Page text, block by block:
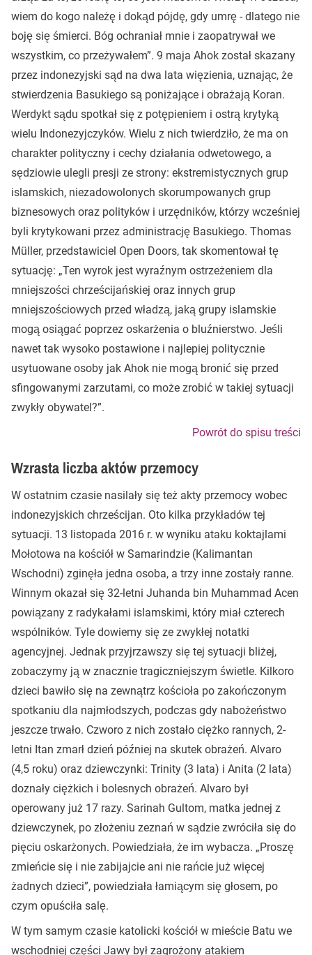
wiem do kogo należę i dokąd pójdę, gdy umrę - dlatego nie
boję się śmierci. Bóg ochraniał mnie i zaopatrywał we
wszystkim, co przeżywałem”. 9 maja Ahok został skazany
przez indonezyjski sąd na dwa lata więzienia, uznając, że
stwierdzenia Basukiego są poniżające i obrażają Koran.
Werdykt sądu spotkał się z potępieniem i ostrą krytyką
wielu Indonezyjczyków. Wielu z nich twierdziło, że ma on
charakter polityczny i cechy działania odwetowego, a
sędziowie ulegli presji ze strony: ekstremistycznych grup
islamskich, niezadowolonych skorumpowanych grup
biznesowych oraz polityków i urzędników, którzy wcześniej
byli krytykowani przez administrację Basukiego. Thomas
Müller, przedstawiciel Open Doors, tak skomentował tę
sytuację: „Ten wyrok jest wyraźnym ostrzeżeniem dla
mniejszości chrześcijańskiej oraz innych grup
mniejszościowych przed władzą, jaką grupy islamskie
mogą osiągać poprzez oskarżenia o bluźnierstwo. Jeśli
nawet tak wysoko postawione i najlepiej politycznie
usytuowane osoby jak Ahok nie mogą bronić się przed
sfingowanymi zarzutami, co może zrobić w takiej sytuacji
zwykły obywatel?”.
Powrót do spisu treści
Wzrasta liczba aktów przemocy
W ostatnim czasie nasilały się też akty przemocy wobec
indonezyjskich chrześcijan. Oto kilka przykładów tej
sytuacji. 13 listopada 2016 r. w wyniku ataku koktajlami
Mołotowa na kościół w Samarindzie (Kalimantan
Wschodni) zginęła jedna osoba, a trzy inne zostały ranne.
Winnym okazał się 32-letni Juhanda bin Muhammad Acen
powiązany z radykałami islamskimi, który miał czterech
wspólników. Tyle dowiemy się ze zwykłej notatki
agencyjnej. Jednak przyjrzawszy się tej sytuacji bliżej,
zobaczymy ją w znacznie tragiczniejszym świetle. Kilkoro
dzieci bawiło się na zewnątrz kościoła po zakończonym
spotkaniu dla najmłodszych, podczas gdy nabożeństwo
jeszcze trwało. Czworo z nich zostało ciężko rannych, 2-
letni Itan zmarł dzień później na skutek obrażeń. Alvaro
(4,5 roku) oraz dziewczynki: Trinity (3 lata) i Anita (2 lata)
doznały ciężkich i bolesnych obrażeń. Alvaro był
operowany już 17 razy. Sarinah Gultom, matka jednej z
dziewczynek, po złożeniu zeznań w sądzie zwróciła się do
pięciu oskarżonych. Powiedziała, że im wybacza. „Proszę
zmieńcie się i nie zabijajcie ani nie rańcie już więcej
żadnych dzieci”, powiedziała łamiącym się głosem, po
czym opuściła salę.
W tym samym czasie katolicki kościół w mieście Batu we
wschodniej części Jawy był zagrożony atakiem